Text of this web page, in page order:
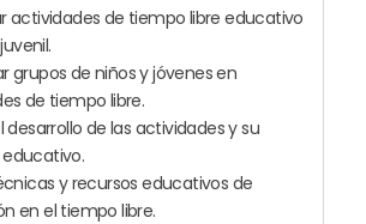
actividades de tiempo libre educativo
grupos de niños y jóvenes en
de tiempo libre.
desarrollo de las actividades y su
y recursos educativos de
en el tiempo libre.